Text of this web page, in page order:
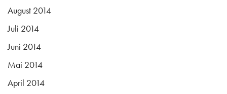
August 2014
Juli 2014
Juni 2014
Mai 2014
April 2014